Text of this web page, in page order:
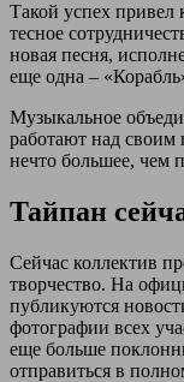
Такой успех привел
тесное
новая песня,
еще одна –
Музыкальное
работают над
нечто большее, чем
Тайпан
Сейчас коллектив
творчество. На
публикуются
фотографии всех
еще больше
отправиться в